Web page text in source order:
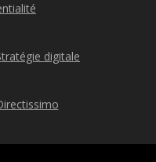
digitale